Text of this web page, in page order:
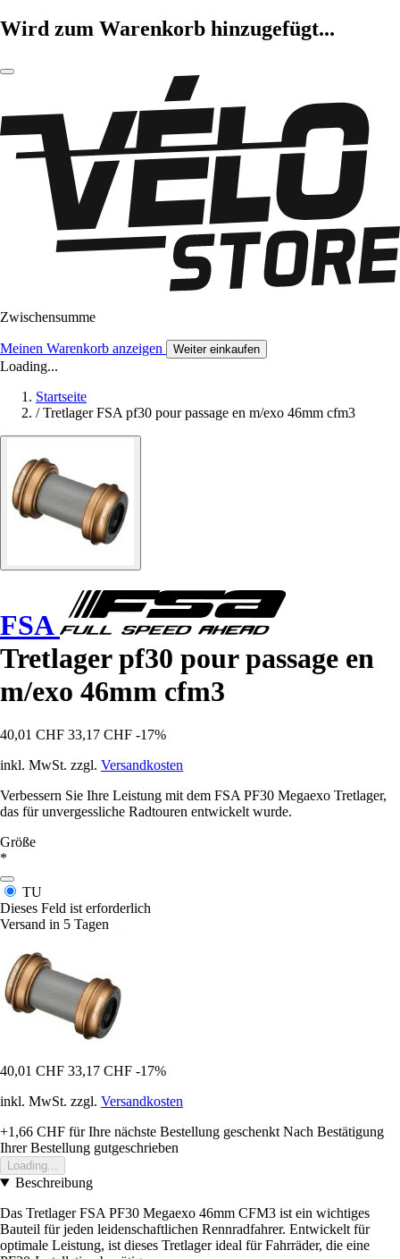
Wird zum Warenkorb hinzugefügt...
Zwischensumme
Meinen Warenkorb anzeigen Weiter einkaufen
Loading...
Startseite
/ Tretlager FSA pf30 pour passage en m/exo 46mm cfm3
FSA
Tretlager pf30 pour passage en
m/exo 46mm cfm3
40,01 CHF 33,17 CHF -17%
inkl. MwSt. zzgl. Versandkosten
Verbessern Sie Ihre Leistung mit dem FSA PF30 Megaexo Tretlager,
das für unvergessliche Radtouren entwickelt wurde.
Größe
*
TU
Dieses Feld ist erforderlich
Versand in 5 Tagen
40,01 CHF 33,17 CHF -17%
inkl. MwSt. zzgl. Versandkosten
+1,66 CHF für Ihre nächste Bestellung geschenkt Nach Bestätigung
Ihrer Bestellung gutgeschrieben
Loading...
Beschreibung
Das Tretlager FSA PF30 Megaexo 46mm CFM3 ist ein wichtiges
Bauteil für jeden leidenschaftlichen Rennradfahrer. Entwickelt für
optimale Leistung, ist dieses Tretlager ideal für Fahrräder, die eine